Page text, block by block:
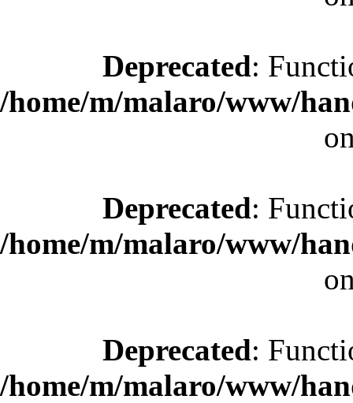
Deprecated:
/home/m/malaro/www/
Deprecated:
/home/m/malaro/www/
Deprecated:
/home/m/malaro/www/